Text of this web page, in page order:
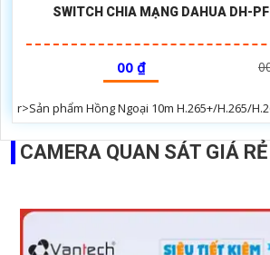
SWITCH CHIA MẠNG DAHUA DH-
00 ₫
r>Sản phẩm Hồng Ngoại 10m H.265+/H.265/
CAMERA QUAN SÁT GIÁ